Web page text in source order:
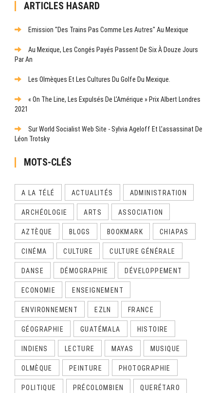
ARTICLES HASARD
Emission "Des Trains Pas Comme Les Autres" Au Mexique
Au Mexique, Les Congés Payés Passent De Six À Douze Jours
Par An
Les Olmèques Et Les Cultures Du Golfe Du Mexique.
« On The Line, Les Expulsés De L’Amérique » Prix Albert Londres
2021
Sur World Socialist Web Site - Sylvia Ageloff Et L’assassinat De
Léon Trotsky
MOTS-CLÉS
A LA TÉLÉ ACTUALITÉS ADMINISTRATION
ARCHÉOLOGIE ARTS ASSOCIATION
AZTÈQUE BLOGS BOOKMARK CHIAPAS
CINÉMA CULTURE CULTURE GÉNÉRALE
DANSE DÉMOGRAPHIE DÉVELOPPEMENT
ECONOMIE ENSEIGNEMENT
ENVIRONNEMENT EZLN FRANCE
GÉOGRAPHIE GUATÉMALA HISTOIRE
INDIENS LECTURE MAYAS MUSIQUE
OLMÈQUE PEINTURE PHOTOGRAPHIE
POLITIQUE PRÉCOLOMBIEN QUERÉTARO